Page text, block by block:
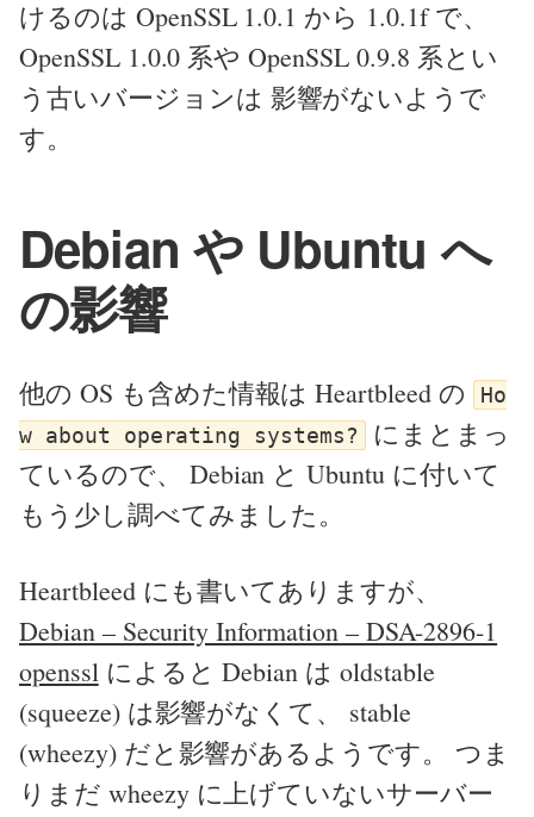
けるのは OpenSSL 1.0.1 から 1.0.1f で、
OpenSSL 1.0.0 系や OpenSSL 0.9.8 系とい
う古いバージョンは 影響がないようで
す。
Debian や Ubuntu へ
の影響
他の OS も含めた情報は Heartbleed の
Ho
w about operating systems? にまとまっ
ているので、 Debian と Ubuntu に付いて
もう少し調べてみました。
Heartbleed にも書いてありますが、
Debian – Security Information – DSA-2896-1
opensslによると Debian は oldstable
(squeeze) は影響がなくて、 stable
(wheezy) だと影響があるようです。 つま
りまだ wheezy に上げていないサーバー